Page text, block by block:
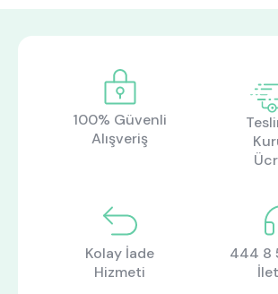
100% Güvenli
Alışveriş
Kolay İade
Hizmeti
444 8